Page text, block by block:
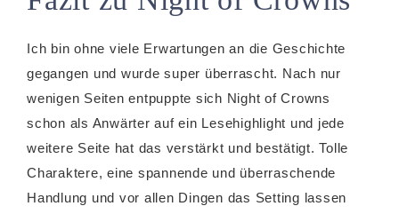
Ich bin ohne viele Erwartungen an die Geschichte
gegangen und wurde super überrascht. Nach nur
wenigen Seiten entpuppte sich Night of Crowns
schon als Anwärter auf ein Lesehighlight und jede
weitere Seite hat das verstärkt und bestätigt. Tolle
Charaktere, eine spannende und überraschende
Handlung und vor allen Dingen das Setting lassen